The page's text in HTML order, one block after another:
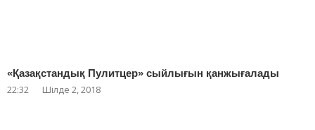
«Қазақстандық Пулитцер» сыйлығын қанжығалады
22:32 Шілде 2, 2018